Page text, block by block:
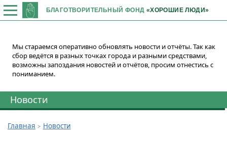
БЛАГОТВОРИТЕЛЬНЫЙ ФОНД «ХОРОШИЕ ЛЮДИ»
Мы стараемся оперативно обновлять новости и отчёты. Так как
сбор ведётся в разных точках города и разными средствами,
возможны запоздания новостей и отчётов, просим отнестись с
пониманием.
Новости
Главная Новости